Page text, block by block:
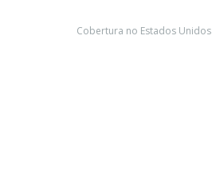
Cobertura no Estados Unidos